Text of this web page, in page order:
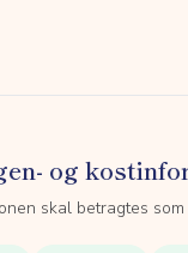
og
skal betragtes